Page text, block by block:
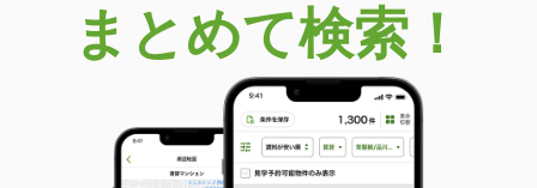
まとめて検索！